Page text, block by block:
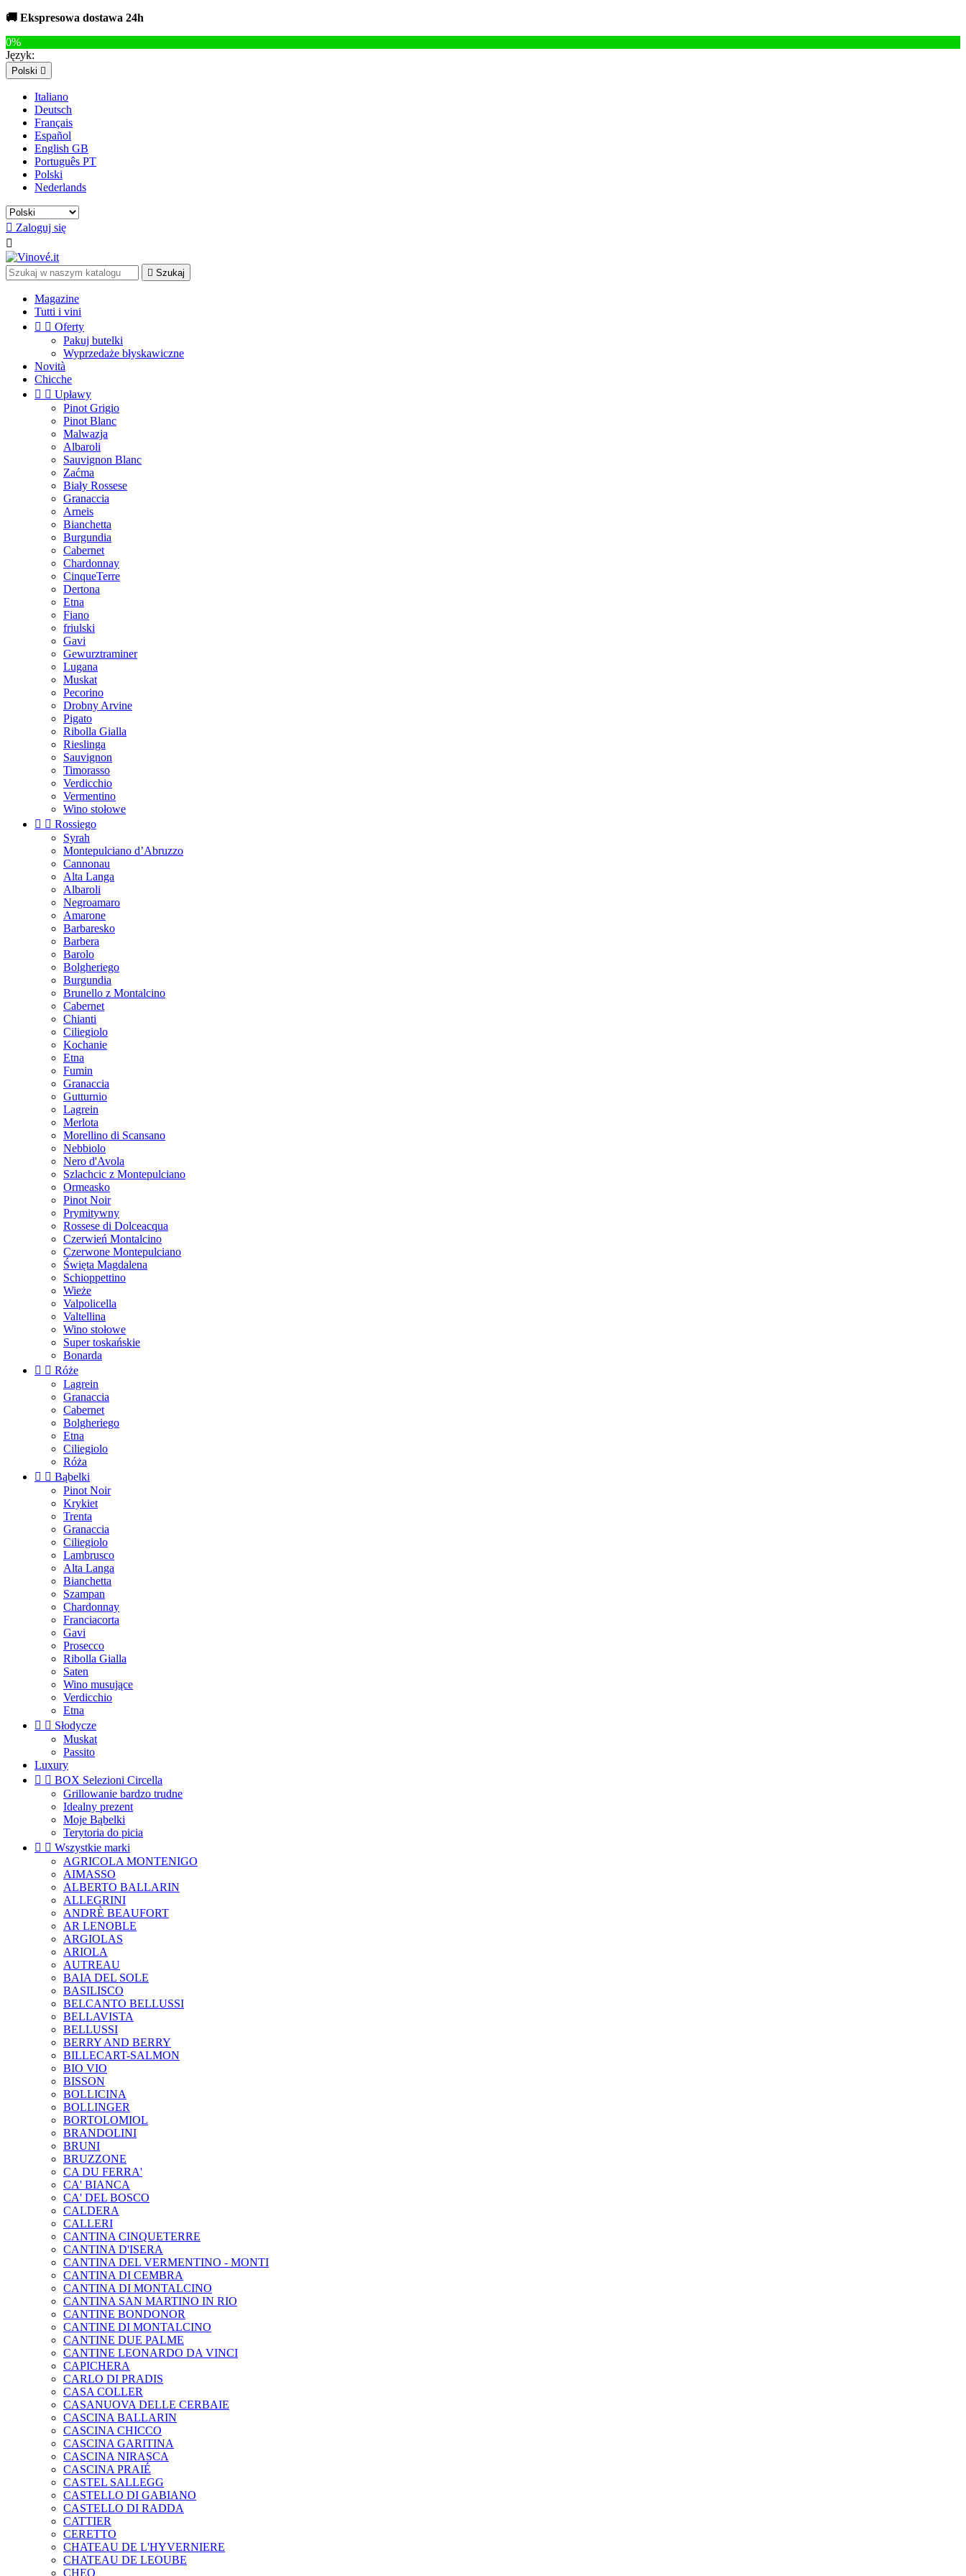
🚚 Ekspresowa dostawa 24h
0%
Język:
Polski 
Italiano
Deutsch
Français
Español
English GB
Português PT
Polski
Nederlands
 Zaloguj się

 Szukaj
Magazine
Tutti i vini
  Oferty
Pakuj butelki
Wyprzedaże błyskawiczne
Novità
Chicche
  Upławy
Pinot Grigio
Pinot Blanc
Malwazja
Albaroli
Sauvignon Blanc
Zaćma
Biały Rossese
Granaccia
Arneis
Bianchetta
Burgundia
Cabernet
Chardonnay
CinqueTerre
Dertona
Etna
Fiano
friulski
Gavi
Gewurztraminer
Lugana
Muskat
Pecorino
Drobny Arvine
Pigato
Ribolla Gialla
Rieslinga
Sauvignon
Timorasso
Verdicchio
Vermentino
Wino stołowe
  Rossiego
Syrah
Montepulciano d’Abruzzo
Cannonau
Alta Langa
Albaroli
Negroamaro
Amarone
Barbaresko
Barbera
Barolo
Bolgheriego
Burgundia
Brunello z Montalcino
Cabernet
Chianti
Ciliegiolo
Kochanie
Etna
Fumin
Granaccia
Gutturnio
Lagrein
Merlota
Morellino di Scansano
Nebbiolo
Nero d'Avola
Szlachcic z Montepulciano
Ormeasko
Pinot Noir
Prymitywny
Rossese di Dolceacqua
Czerwień Montalcino
Czerwone Montepulciano
Święta Magdalena
Schioppettino
Wieże
Valpolicella
Valtellina
Wino stołowe
Super toskańskie
Bonarda
  Róże
Lagrein
Granaccia
Cabernet
Bolgheriego
Etna
Ciliegiolo
Róża
  Bąbelki
Pinot Noir
Krykiet
Trenta
Granaccia
Ciliegiolo
Lambrusco
Alta Langa
Bianchetta
Szampan
Chardonnay
Franciacorta
Gavi
Prosecco
Ribolla Gialla
Saten
Wino musujące
Verdicchio
Etna
  Słodycze
Muskat
Passito
Luxury
  BOX Selezioni Circella
Grillowanie bardzo trudne
Idealny prezent
Moje Bąbelki
Terytoria do picia
  Wszystkie marki
AGRICOLA MONTENIGO
AIMASSO
ALBERTO BALLARIN
ALLEGRINI
ANDRÈ BEAUFORT
AR LENOBLE
ARGIOLAS
ARIOLA
AUTREAU
BAIA DEL SOLE
BASILISCO
BELCANTO BELLUSSI
BELLAVISTA
BELLUSSI
BERRY AND BERRY
BILLECART-SALMON
BIO VIO
BISSON
BOLLICINA
BOLLINGER
BORTOLOMIOL
BRANDOLINI
BRUNI
BRUZZONE
CA DU FERRA'
CA' BIANCA
CA' DEL BOSCO
CALDERA
CALLERI
CANTINA CINQUETERRE
CANTINA D'ISERA
CANTINA DEL VERMENTINO - MONTI
CANTINA DI CEMBRA
CANTINA DI MONTALCINO
CANTINA SAN MARTINO IN RIO
CANTINE BONDONOR
CANTINE DI MONTALCINO
CANTINE DUE PALME
CANTINE LEONARDO DA VINCI
CAPICHERA
CARLO DI PRADIS
CASA COLLER
CASANUOVA DELLE CERBAIE
CASCINA BALLARIN
CASCINA CHICCO
CASCINA GARITINA
CASCINA NIRASCA
CASCINA PRAIÉ
CASTEL SALLEGG
CASTELLO DI GABIANO
CASTELLO DI RADDA
CATTIER
CERETTO
CHATEAU DE L'HYVERNIERE
CHATEAU DE LEOUBE
CHEO